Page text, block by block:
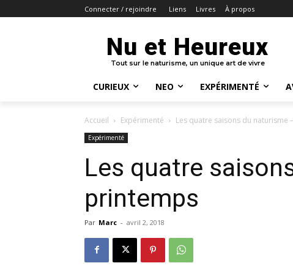
Connecter / rejoindre Liens Livres À propos
Nu et Heureux
Tout sur le naturisme, un unique art de vivre
CURIEUX NEO EXPÉRIMENTÉ
Accueil Expérimenté Les quatre saisons du naturisme
Expérimenté
Les quatre
printemps
Par Marc - avril 2, 2018